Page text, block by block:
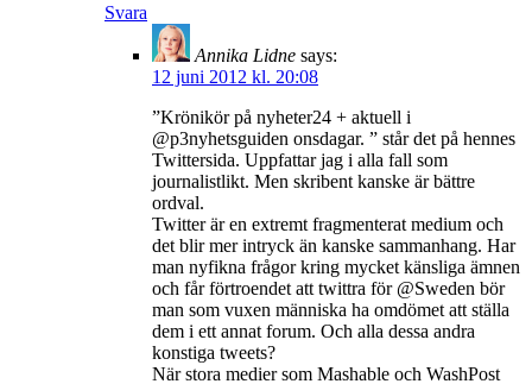
Svara
Annika Lidne says:
12 juni 2012 kl. 20:08
”Krönikör på nyheter24 + aktuell i
@p3nyhetsguiden onsdagar. ” står det på hennes
Twittersida. Uppfattar jag i alla fall som
journalistlikt. Men skribent kanske är bättre
ordval.
Twitter är en extremt fragmenterat medium och
det blir mer intryck än kanske sammanhang. Har
man nyfikna frågor kring mycket känsliga ämnen
och får förtroendet att twittra för @Sweden bör
man som vuxen människa ha omdömet att ställa
dem i ett annat forum. Och alla dessa andra
konstiga tweets?
När stora medier som Mashable och WashPost